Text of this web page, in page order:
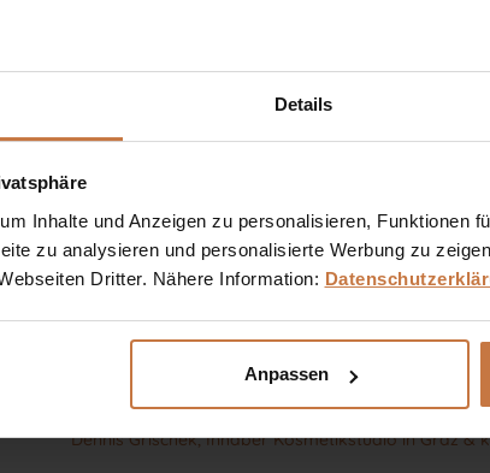
Details
Inhalte und Anzeigen zu personalisieren, Funktionen
zu analysieren und personalisierte Werbung zu
Dritter. Nähere Information:
Anpassen
Sie haben eine Frage? Sie wünschen sich
kosmetische Produkt richtig anwendet?
Ich stehe Ihnen gerne persönlich zur
+43 (0)699 17 310 310
Dennis Grischek, Inhaber Kosmetikstudio in Graz &